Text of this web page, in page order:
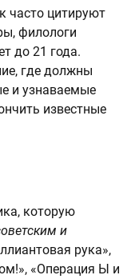
часто цитируют
филологи
до 21 года.
где должны
и узнаваемые
известные
которую
и
рука»,
«Операция Ы и